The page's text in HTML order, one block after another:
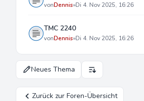
vonDennis»Di 4. Nov 2025, 16:26
TMC 2240
vonDennis»Di 4. Nov 2025, 16:26
Neues Thema Anzeige- und
Zurück zur Foren-Übersicht